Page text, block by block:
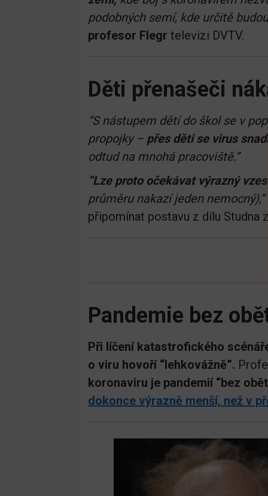
podobných semí, kde určitě
profesor Flegr televizi DVTV.
Děti přenašeči
“S nástupem dětí do škol se v
propojky – přes děti se virus
odtud na mnohá pracoviště.”
“Lze proto očekávat výrazný
průměru nakazí jeden nemocný),”
připomínat postavu z dílu Studna
Pandemie bez
Při líčení katastrofického
o viru hovoří “lehkovážně”.
koronaviru je pandemií “bez
dokonce výrazně menší, než v